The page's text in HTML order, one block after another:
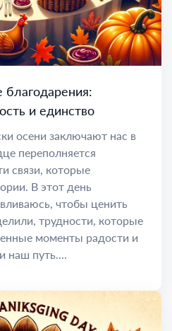
и единство
осени заключают нас в
переполняется
связи, которые
В этот день
чтобы ценить
трудности, которые
моменты радости и
наш путь....